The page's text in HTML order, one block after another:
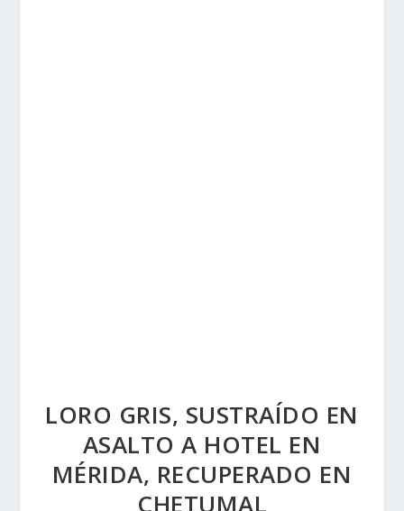
LORO GRIS, SUSTRAÍDO EN
ASALTO A HOTEL EN
MÉRIDA, RECUPERADO EN
CHETUMAL